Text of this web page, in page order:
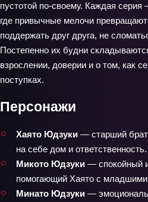
пустотой по‑своему. Каждая
где привычные мелочи
поддержать друг друга, не
Постепенно их будни
взрослении, доверии и о том, как
поступках.
Персонажи
Хаято Юдзуки — старший брат
на себе дом и ответственность.
Микото Юдзуки — спокойный
помогающий Хаято с
Минато Юдзуки —